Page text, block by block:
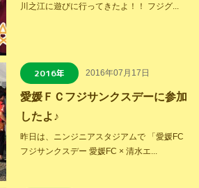
川之江に遊びに行ってきたよ！！ フジグ...
2016年 2016年07月17日
愛媛ＦＣフジサンクスデーに参加
したよ♪
昨日は、ニンジニアスタジアムで 「愛媛FC
フジサンクスデー 愛媛FC × 清水エ...